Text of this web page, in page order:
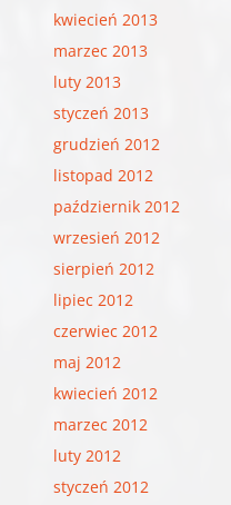
kwiecień 2013
marzec 2013
luty 2013
styczeń 2013
grudzień 2012
listopad 2012
październik 2012
wrzesień 2012
sierpień 2012
lipiec 2012
czerwiec 2012
maj 2012
kwiecień 2012
marzec 2012
luty 2012
styczeń 2012